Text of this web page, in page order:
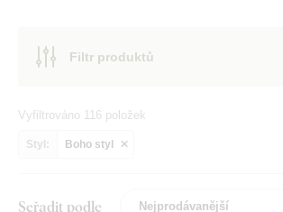
Filtr produktů
Vyfiltrováno 116 položek
Styl: Boho styl
Seřadit podle